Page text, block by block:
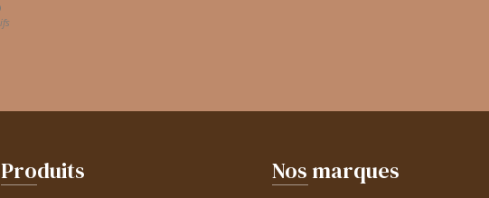
Produits Nos marques